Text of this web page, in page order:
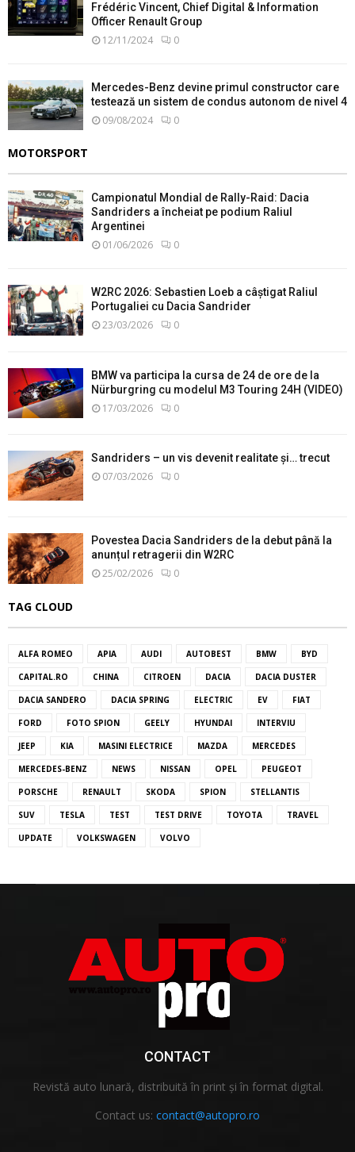
Frédéric Vincent, Chief Digital & Information
Officer Renault Group
12/11/2024 0
Mercedes-Benz devine primul constructor care
testează un sistem de condus autonom de nivel 4
09/08/2024 0
MOTORSPORT
Campionatul Mondial de Rally-Raid: Dacia
Sandriders a încheiat pe podium Raliul
Argentinei
01/06/2026 0
W2RC 2026: Sebastien Loeb a câștigat Raliul
Portugaliei cu Dacia Sandrider
23/03/2026 0
BMW va participa la cursa de 24 de ore de la
Nürburgring cu modelul M3 Touring 24H (VIDEO)
17/03/2026 0
Sandriders – un vis devenit realitate și… trecut
07/03/2026 0
Povestea Dacia Sandriders de la debut până la
anunțul retragerii din W2RC
25/02/2026 0
TAG CLOUD
ALFA ROMEO APIA AUDI AUTOBEST BMW BYD
CAPITAL.RO CHINA CITROEN DACIA DACIA DUSTER
DACIA SANDERO DACIA SPRING ELECTRIC EV FIAT
FORD FOTO SPION GEELY HYUNDAI INTERVIU
JEEP KIA MASINI ELECTRICE MAZDA MERCEDES
MERCEDES-BENZ NEWS NISSAN OPEL PEUGEOT
PORSCHE RENAULT SKODA SPION STELLANTIS
SUV TESLA TEST TEST DRIVE TOYOTA TRAVEL
UPDATE VOLKSWAGEN VOLVO
CONTACT
Revistă auto lunară, distribuită în print și în format digital.
Contact us: contact@autopro.ro